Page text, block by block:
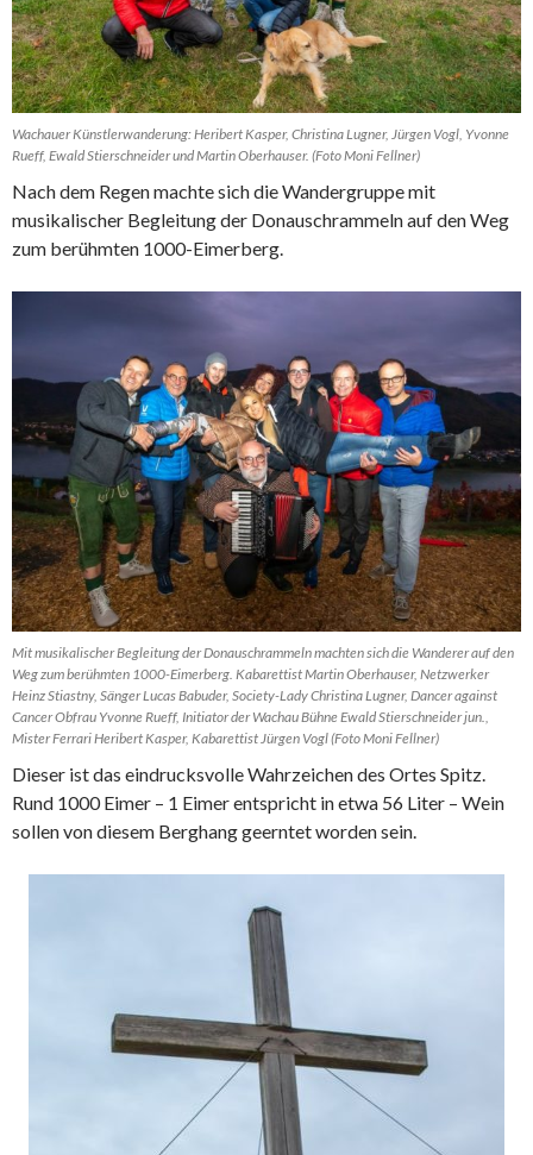
Wachauer Künstlerwanderung: Heribert Kasper, Christina Lugner, Jürgen Vogl, Yvonne
Rueff, Ewald Stierschneider und Martin Oberhauser. (Foto Moni Fellner)
Nach dem Regen machte sich die Wandergruppe mit
musikalischer Begleitung der Donauschrammeln auf den Weg
zum berühmten 1000-Eimerberg.
Mit musikalischer Begleitung der Donauschrammeln machten sich die Wanderer auf den
Weg zum berühmten 1000-Eimerberg. Kabarettist Martin Oberhauser, Netzwerker
Heinz Stiastny, Sänger Lucas Babuder, Society-Lady Christina Lugner, Dancer against
Cancer Obfrau Yvonne Rueff, Initiator der Wachau Bühne Ewald Stierschneider jun.,
Mister Ferrari Heribert Kasper, Kabarettist Jürgen Vogl (Foto Moni Fellner)
Dieser ist das eindrucksvolle Wahrzeichen des Ortes Spitz.
Rund 1000 Eimer – 1 Eimer entspricht in etwa 56 Liter – Wein
sollen von diesem Berghang geerntet worden sein.